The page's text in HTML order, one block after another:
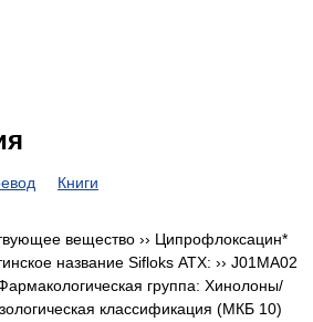
Книги
вещество ›› Ципрофлоксацин*
название Sifloks АТХ: ›› J01MA02
группа: Хинолоны/
классификация (МКБ 10)